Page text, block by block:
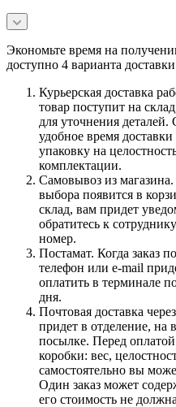
Экономьте время на
доступно 4 варианта
Курьерская доставка
товар поступит на
для уточнения
удобное время
упаковку на
комплектации.
Самовывоз из
выбора появится в
склад, вам придет
обратитесь к
номер.
Постамат. Когда заказ
телефон или e-mail
оплатить в терминале
дня.
Почтовая доставка
придет в отделение, на
посылке. Перед
коробки: вес,
самостоятельно вы
Один заказ может
его стоимость не